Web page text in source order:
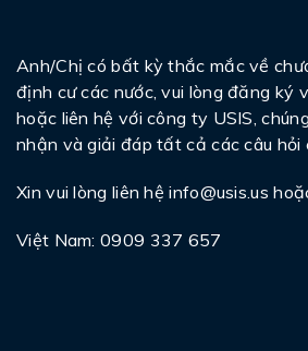
Anh/Chị có bất kỳ thắc mắc về
định cư các nước, vui lòng đăng ký
hoặc liên hệ với công ty USIS,
nhận và giải đáp tất cả các câu hỏi
Xin vui lòng liên hệinfo@usis.us
Việt Nam: 0909 337 657